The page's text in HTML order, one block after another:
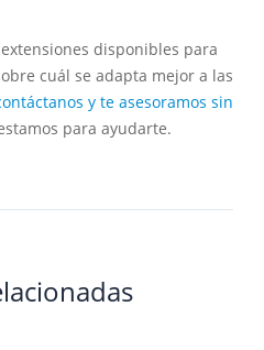
disponibles para
cuál se adapta mejor a las
y te asesoramos sin
para ayudarte.